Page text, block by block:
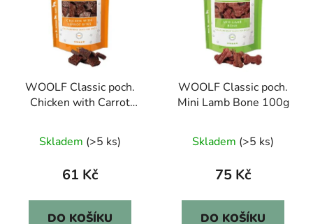
WOOLF Classic poch.
Chicken with Carrot
Skladem (>5 ks)
61 Kč
DO KOŠÍKU
WOOLF Classic poch.
Mini Lamb Bone 100g
Skladem (>5 ks)
75 Kč
DO KOŠÍKU